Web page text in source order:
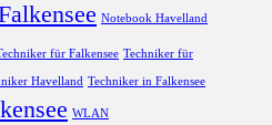
Notebook Havelland
für Falkensee Techniker für
Havelland Techniker in Falkensee
WLAN